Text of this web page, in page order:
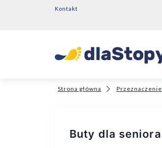
Kontakt
Strona główna Przeznaczenie
Buty dla seniora